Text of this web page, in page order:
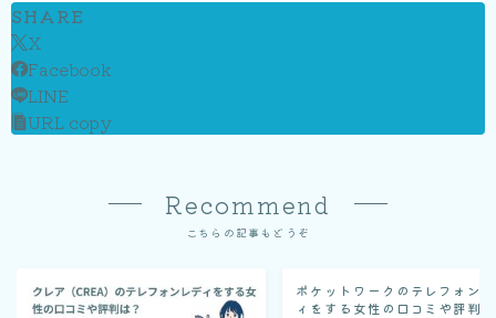
SHARE
X
Facebook
LINE
URL copy
Recommend
こちらの記事もどうぞ
ポケットワークのテレフォン
ィをする女性の口コミや評判